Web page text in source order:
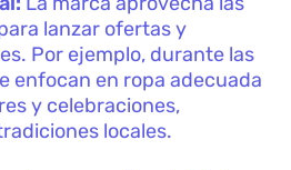
lanzar ofertas y
Por ejemplo, durante las
enfocan en ropa adecuada
y celebraciones,
locales.